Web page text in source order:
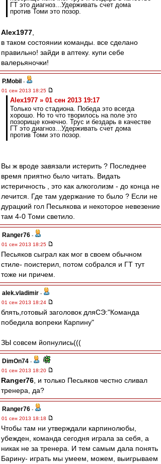
ГТ это диагноз...Удерживать счет дома
против Томи это позор.
Alex1977
в таком состоянии команды. все сделано
правильно! зайди в аптеку. купи себе
валерьяночки!
P.Mobil -
01 сен 2013 18:25
Alex1977 » 01 сен 2013 19:17
Только что стадиона. Победа это всегда
хорошо. Но то что творилось на поле это
позорище конечно. Трус и бездарь в качестве
ГТ это диагноз...Удерживать счет дома
против Томи это позор.
Вы ж вроде завязали истерить ? Последнее
время приятно было читать. Видать
истеричность , это как алкоголизм - до конца не
лечится. Где там удержание то было ? Если не
дурацкий гол Песьякова и некоторое невезение
там 4-0 Томи светило.
Ranger76 -
01 сен 2013 18:25
Песьяков сыграл как мог в своем обычном
стиле- поистерил, потом собрался и ГТ тут
тоже ни причем.
alek.vladimir -
01 сен 2013 18:24
блять,готовый заголовок дляСЭ:"Команда
победила вопреки Карпину"
ЗЫ совсем йопнулись(((
DimOn74 -
01 сен 2013 18:20
Ranger76 , и только Песьяков честно сливал
тренера, да?
Ranger76 -
01 сен 2013 18:18
Чтобы там ни утверждали карпинолюбы,
убежден, команда сегодня играла за себя, а
никак не за тренера. И тем самым дала понять
Барину- играть мы умеем, можем, выигрываем